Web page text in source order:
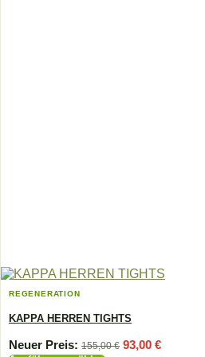
REGENERATION
KAPPA HERREN TIGHTS
Neuer Preis: 155,00€ Ursprünglicher
93,00 €Aktueller